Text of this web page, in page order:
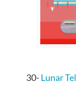
30-Lunar